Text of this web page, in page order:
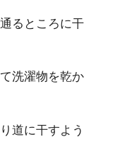
るところに干
洗濯物を乾か
道に干すよう